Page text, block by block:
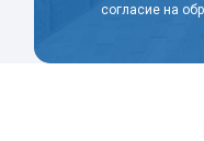
согласие на